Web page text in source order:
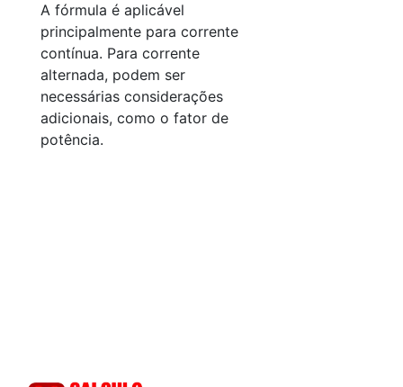
A fórmula é aplicável
principalmente para corrente
contínua. Para corrente
alternada, podem ser
necessárias considerações
adicionais, como o fator de
potência.